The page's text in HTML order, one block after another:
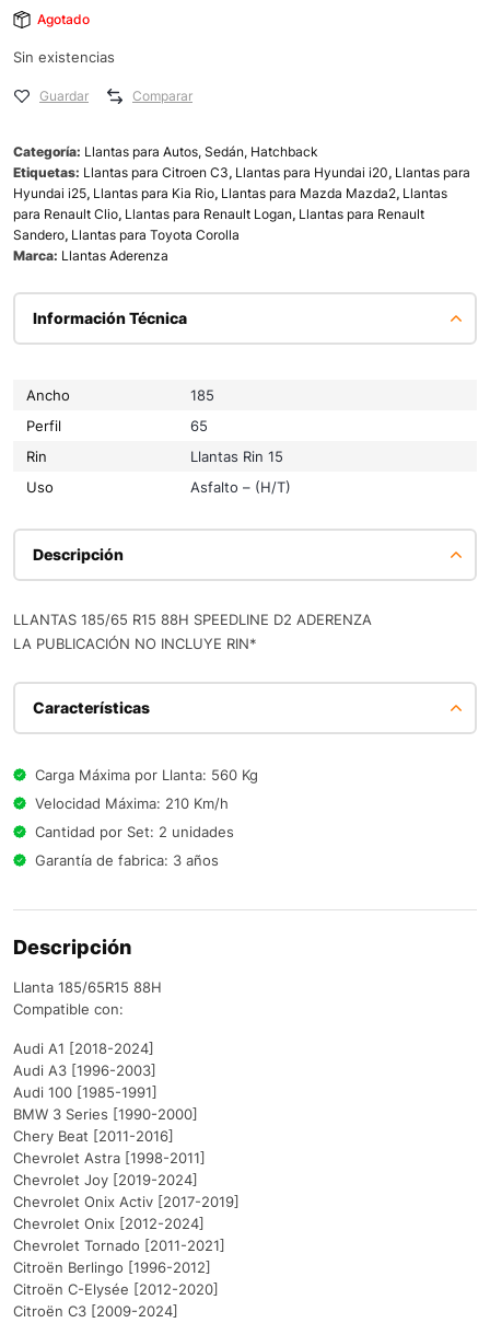
Agotado
Sin existencias
Guardar Comparar
Categoría: Llantas para Autos, Sedán, Hatchback
Etiquetas: Llantas para Citroen C3, Llantas para Hyundai i20, Llantas para
Hyundai i25, Llantas para Kia Rio, Llantas para Mazda Mazda2, Llantas
para Renault Clio, Llantas para Renault Logan, Llantas para Renault
Sandero, Llantas para Toyota Corolla
Marca: Llantas Aderenza
Información Técnica
Ancho
185
Perfil
65
Rin
Llantas Rin 15
Uso
Asfalto – (H/T)
Descripción
LLANTAS 185/65 R15 88H SPEEDLINE D2 ADERENZA
LA PUBLICACIÓN NO INCLUYE RIN*
Características
Carga Máxima por Llanta: 560 Kg
Velocidad Máxima: 210 Km/h
Cantidad por Set: 2 unidades
Garantía de fabrica: 3 años
Descripción
Llanta 185/65R15 88H
Compatible con:
Audi A1 [2018-2024]
Audi A3 [1996-2003]
Audi 100 [1985-1991]
BMW 3 Series [1990-2000]
Chery Beat [2011-2016]
Chevrolet Astra [1998-2011]
Chevrolet Joy [2019-2024]
Chevrolet Onix Activ [2017-2019]
Chevrolet Onix [2012-2024]
Chevrolet Tornado [2011-2021]
Citroën Berlingo [1996-2012]
Citroën C-Elysée [2012-2020]
Citroën C3 [2009-2024]